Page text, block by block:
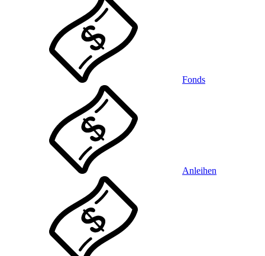
Fonds
Anleihen